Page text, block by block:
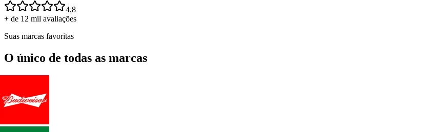
4,8
+ de 12 mil avaliações
Suas marcas favoritas
O único de todas as marcas